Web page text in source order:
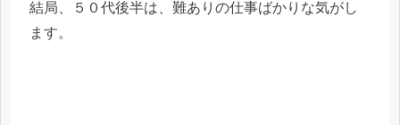
結局、５０代後半は、難ありの仕事ばかりな気がし
ます。